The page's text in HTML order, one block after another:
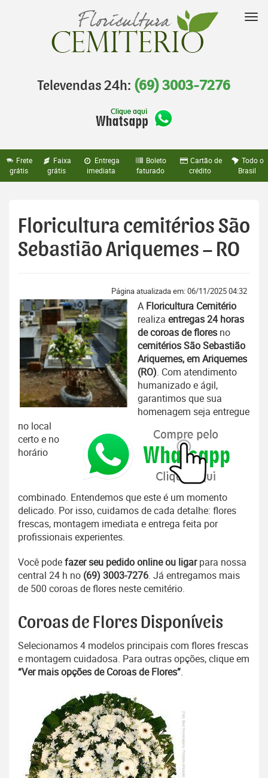
Televendas 24h: (69) 3003-7276
Frete
grátis
Faixa
grátis
Entrega
imediata
Boleto
faturado
Cartão de
crédito
Todo o
Brasil
Floricultura cemitérios São
Sebastião Ariquemes – RO
Página atualizada em: 06/11/2025 04:32
A Floricultura Cemitério
realiza entregas 24 horas
de coroas de flores no
cemitérios São Sebastião
Ariquemes, em Ariquemes
(RO). Com atendimento
humanizado e ágil,
garantimos que sua
homenagem seja entregue
no local
certo e no
horário
combinado. Entendemos que este é um momento
delicado. Por isso, cuidamos de cada detalhe: flores
frescas, montagem imediata e entrega feita por
profissionais experientes.
Você podefazer seu pedido online ou ligarpara nossa
central 24 h no (69) 3003-7276. Já entregamos mais
de 500 coroas de flores neste cemitério.
Coroas de Flores Disponíveis
Selecionamos 4 modelos principais com flores frescas
e montagem cuidadosa. Para outras opções, clique em
“Ver mais opções de Coroas de Flores”.